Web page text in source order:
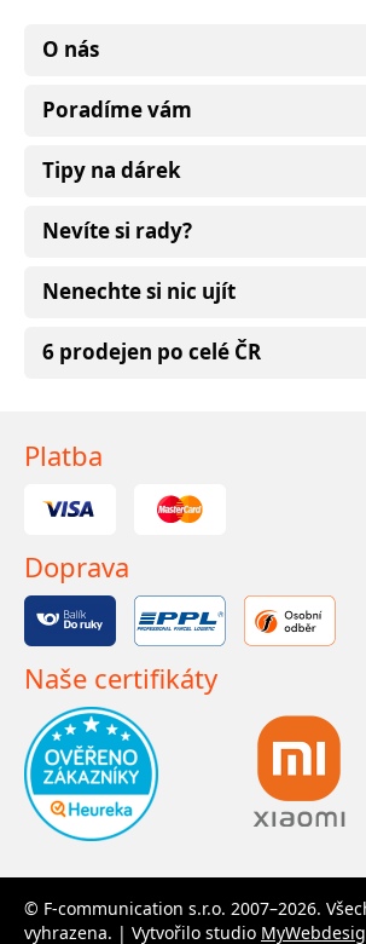
O nás
Poradíme vám
Tipy na dárek
Nevíte si rady?
Nenechte si nic ujít
6 prodejen po celé ČR
Platba
Doprava
Naše certifikáty
© F-communication s.r.o. 2007–2026.
vyhrazena. | Vytvořilo studio